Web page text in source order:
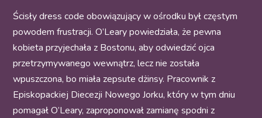
Ścisły dress code obowiązujący w ośrodku był częstym
powodem frustracji. O’Leary powiedziała, że pewna
kobieta przyjechała z Bostonu, aby odwiedzić ojca
przetrzymywanego wewnątrz, lecz nie została
wpuszczona, bo miała zepsute dżinsy. Pracownik z
Episkopackiej Diecezji Nowego Jorku, który w tym dniu
pomagał O’Leary, zaproponował zamianę spodni z